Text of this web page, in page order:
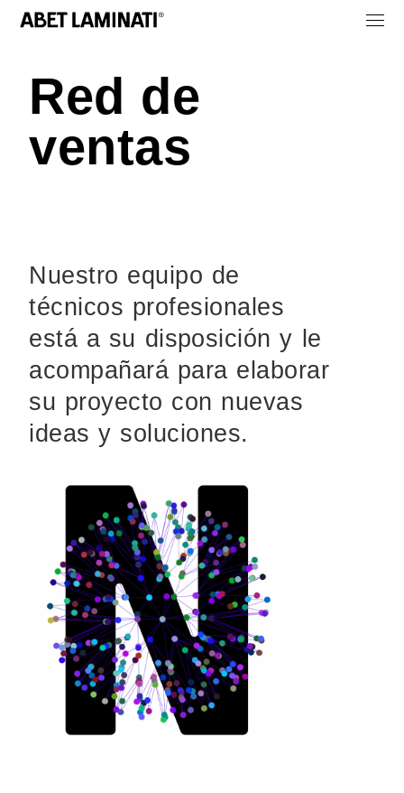
Red de
ventas
Nuestro equipo de
técnicos profesionales
está a su disposición y le
acompañará para elaborar
su proyecto con nuevas
ideas y soluciones.